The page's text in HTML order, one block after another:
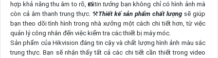
hợp khả năng thu âm to rõ, 📸tin tưởng bạn không chỉ có hình ảnh mà
còn cả âm thanh trung thực. ⚒Thiết kế sản phẩm chất lượng sẽ giúp
bạn theo dõi tình hình trong nhà xưởng một cách chi tiết hơn, từ việc
quản lý công nhân đến việc kiểm tra các thiết bị máy móc.
Sản phẩm của Hikvision đáng tin cậy và chất lượng hình ảnh màu sắc
trung thực. Bạn sẽ nhận thấy tất cả các chi tiết cần thiết trong video